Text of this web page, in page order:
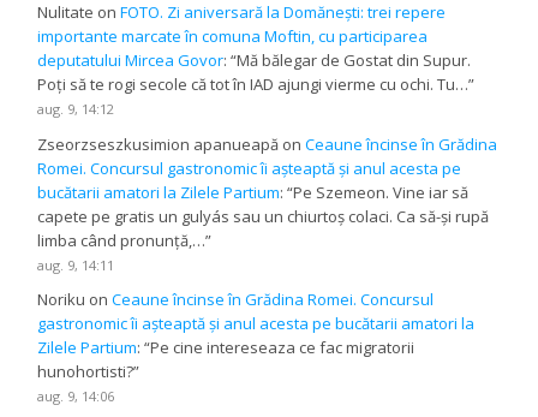
Nulitate onFOTO. Zi aniversară la Domănești: trei repere
importante marcate în comuna Moftin, cu participarea
deputatului Mircea Govor: “Mă bălegar de Gostat din Supur.
Poți să te rogi secole că tot în IAD ajungi vierme cu ochi. Tu…”
aug. 9, 14:12
Zseorzseszkusimion apanueapă onCeaune încinse în Grădina
Romei. Concursul gastronomic îi așteaptă și anul acesta pe
bucătarii amatori la Zilele Partium: “Pe Szemeon. Vine iar să
capete pe gratis un gulyás sau un chiurtoș colaci. Ca să-și rupă
limba când pronunță,…”
aug. 9, 14:11
Noriku onCeaune încinse în Grădina Romei. Concursul
gastronomic îi așteaptă și anul acesta pe bucătarii amatori la
Zilele Partium: “Pe cine intereseaza ce fac migratorii
hunohortisti?”
aug. 9, 14:06